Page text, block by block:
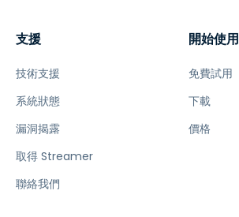
支援
技術支援
系統狀態
漏洞揭露
取得 Streamer
聯絡我們
開始使用
免費試用
下載
價格